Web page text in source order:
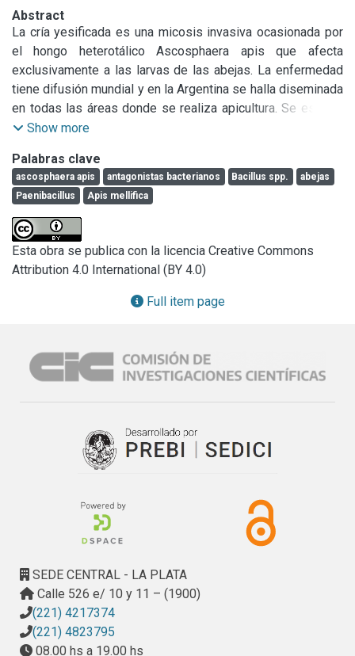
Abstract
La cría yesificada es una micosis invasiva ocasionada por
el hongo heterotálico Ascosphaera apis que afecta
exclusivamente a las larvas de las abejas. La enfermedad
tiene difusión mundial y en la Argentina se halla diseminada
en todas las áreas donde se realiza apicultura. Se estudió
la potencialidad de 249 cepas de bacterias esporuladas
del hongo mediante un ensayo en disco central en
condiciones de laboratorio. Se seleccionaron como
mejores antagonistas 10 cepas bacterianas las que se
evaluaron contra 10 aislamientos de A. apis. Un ANOVA y
posterior comparación de medias por LSD mostró a las
cepas B. subtilis (m329), B. megaterium (m435) y B.
circulans Fr 231 y m448b como las más eficaces en
controlar el desarrollo del hongo.
Show more
Palabras clave
ascosphaera apis antagonistas bacterianos Bacillus spp.
abejas
Paenibacillus
Apis mellifica
Esta obra se publica con la licencia Creative Commons
Attribution 4.0 International (BY 4.0)
Full item page
SEDE CENTRAL - LA PLATA
Calle 526 e/ 10 y 11 – (1900)
(221) 4217374
(221) 4823795
08.00 hs a 19.00 hs